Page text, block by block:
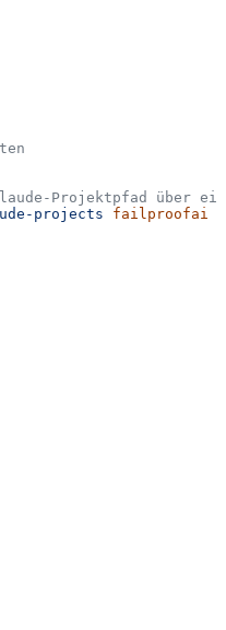
Projektpfad über eine
projects failproofai